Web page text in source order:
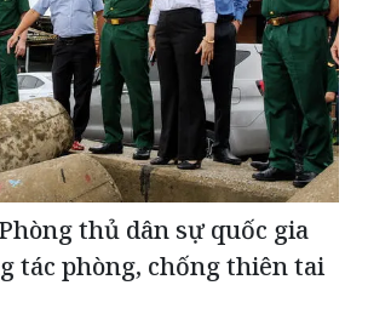
thủ dân sự quốc gia